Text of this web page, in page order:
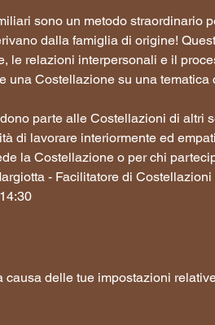
sono un metodo straordinario
dalla famiglia di origine!
le relazioni interpersonali e il
una Costellazione su una
parte alle Costellazioni di altri
di lavorare interiormente ed
la Costellazione o per chi
- Facilitatore di
causa delle tue impostazioni